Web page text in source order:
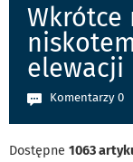
Wkrótce
elewacji
Komentarzy 0
Dostępne 1063